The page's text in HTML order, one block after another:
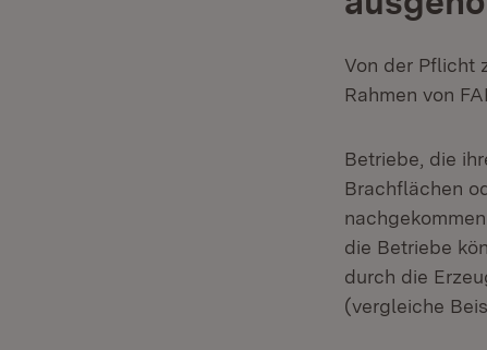
Von der Pflicht
Rahmen von
Betriebe, die
Brachflächen
die Betriebe
durch die
(vergleiche